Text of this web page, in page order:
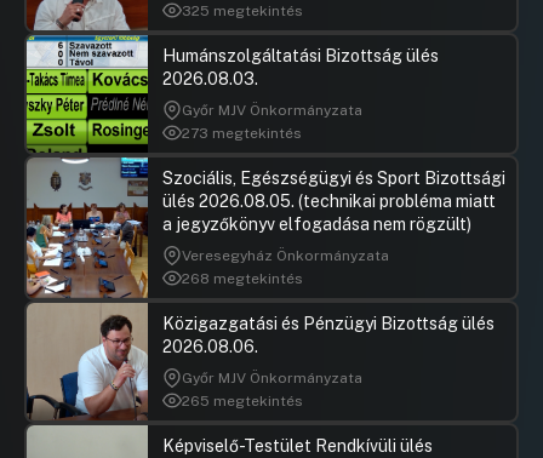
325 megtekintés
Humánszolgáltatási Bizottság ülés
2026.08.03.
Győr MJV Önkormányzata
273 megtekintés
Szociális, Egészségügyi és Sport Bizottsági
ülés 2026.08.05. (technikai probléma miatt
a jegyzőkönyv elfogadása nem rögzült)
Veresegyház Önkormányzata
268 megtekintés
Közigazgatási és Pénzügyi Bizottság ülés
2026.08.06.
Győr MJV Önkormányzata
265 megtekintés
Képviselő-Testület Rendkívüli ülés